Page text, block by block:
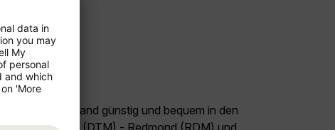
Deutschland günstig und bequem in den